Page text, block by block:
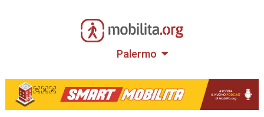
Palermo